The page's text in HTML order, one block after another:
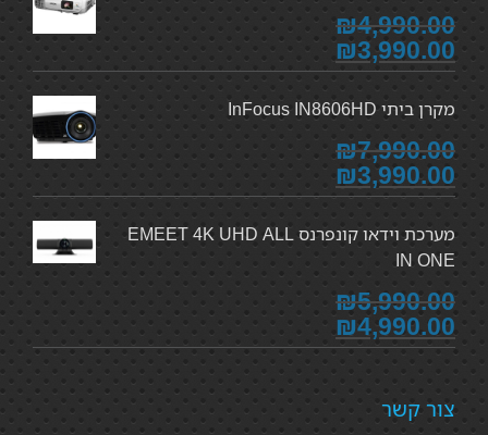
₪4,990.00
₪3,990.00
מקרן ביתי InFocus IN8606HD
₪7,990.00
₪3,990.00
מערכת וידאו קונפרנס EMEET 4K UHD ALL
IN ONE
₪5,990.00
₪4,990.00
צור קשר